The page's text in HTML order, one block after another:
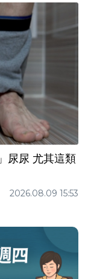
尿尿 尤其這類
2026.08.09 15:53